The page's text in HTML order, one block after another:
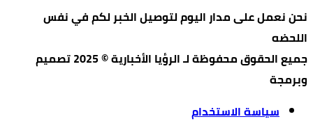
نحن نعمل على مدار اليوم لتوصيل الخبر لكم في نفس
اللحضه
جميع الحقوق محفوظة لـ الرؤيا الأخبارية © 2025 تصميم
وبرمجة
سياسة الاستخدام